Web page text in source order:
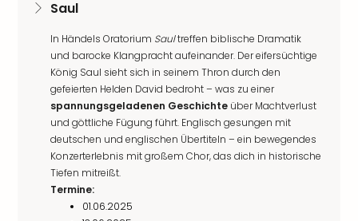
Saul
In Händels Oratorium Saultreffen biblische Dramatik
und barocke Klangpracht aufeinander. Der eifersüchtige
König Saul sieht sich in seinem Thron durch den
gefeierten Helden David bedroht – was zu einer
spannungsgeladenen Geschichte über Machtverlust
und göttliche Fügung führt. Englisch gesungen mit
deutschen und englischen Übertiteln – ein bewegendes
Konzerterlebnis mit großem Chor, das dich in historische
Tiefen mitreißt.
Termine:
01.06.2025